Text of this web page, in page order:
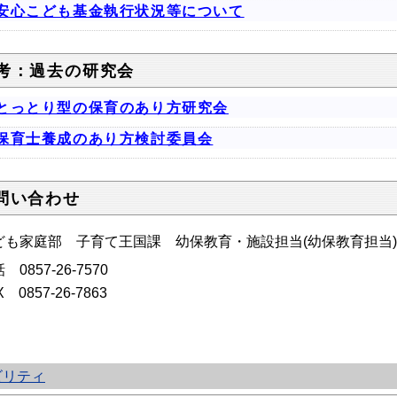
心こども基金執行状況等について
：過去の研究会
っとり型の保育のあり方研究会
育士養成のあり方検討委員会
い合わせ
も家庭部 子育て王国課 幼保教育・施設担当(幼保教育担当)
0857-26-7570
0857-26-7863
ティ